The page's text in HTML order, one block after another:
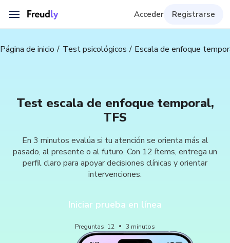
Acceder Registrarse
Página de inicio Test psicológicos Escala de enfoque
Test escala de enfoque temporal,
TFS
En 3 minutos evalúa si tu atención se orienta más al
pasado, al presente o al futuro. Con 12 ítems, entrega un
perfil claro para apoyar decisiones clínicas y orientar
intervenciones.
Iniciar prueba en línea
Preguntas: 12 3 minutos